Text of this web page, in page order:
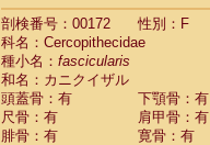
剖検番号：00172
性別：F
科名：Cercopithecidae
種小名： fascicularis
和名：カニクイザル
頭蓋骨：有
下顎骨：有
尺骨：有
肩甲骨：有
腓骨：有
寛骨：有